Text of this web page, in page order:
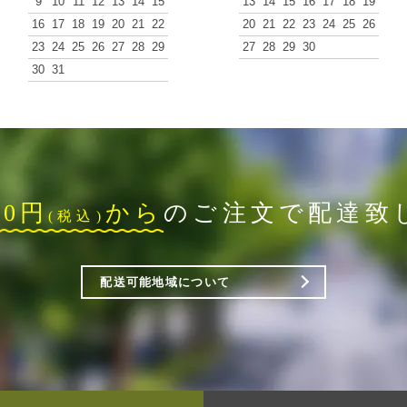
16 17 18 19 20 21
22
23 24 25 26 27 28 29
30 31
20 21 22 23 24 25 26
27 28 29 30
円 (税込) から のご注文で配達致
配送可能地域について